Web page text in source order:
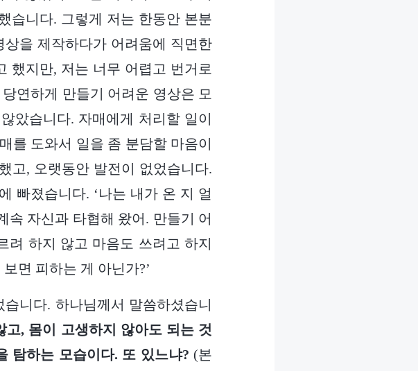
습니다. 그렇게 저는 한동안 본분
을 제작하다가 어려움에 직면한
했지만, 저는 너무 어렵고 번거로
연하게 만들기 어려운 영상은 모
았습니다. 자매에게 처리할 일이
를 도와서 일을 좀 분담할 마음이
고, 오랫동안 발전이 없었습니다.
빠졌습니다. ‘나는 내가 온 지 얼
속 자신과 타협해 왔어. 만들기 어
려 하지 않고 마음도 쓰려고 하지
면 피하는 게 아닌가?’
니다. 하나님께서 말씀하셨습니
, 몸이 고생하지 않아도 되는 것
탐하는 모습이다. 또 있느냐? (본